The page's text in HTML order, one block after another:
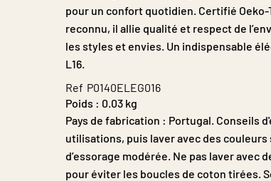
d’images
pour un confort quotidien. Certifié
reconnu, il allie qualité et respect de
les styles et envies. Un indispensable
L16.
Ref P0140ELEG016
Poids : 0.03 kg
Pays de fabrication : Portugal. Conseils
utilisations, puis laver avec des couleurs
d’essorage modérée. Ne pas laver
pour éviter les boucles de coton tirées.